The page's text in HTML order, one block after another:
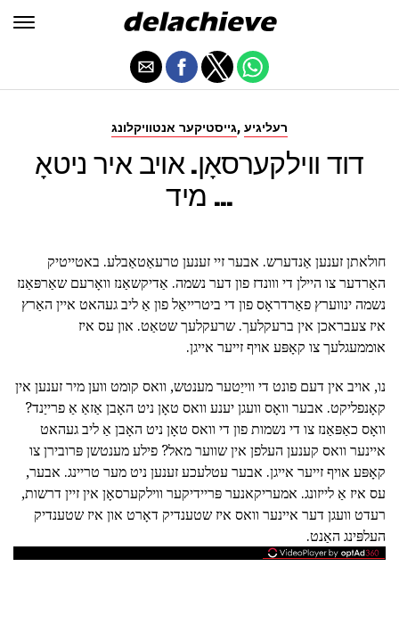
גייסטיקער אנטוויקלונג, רעליגיע
דוד ווילקערסאָן. אויב איר ניטאָ
מיד ...
חולאתן זענען אַנדערש. אבער זיי זענען טרעאַטאַבלע. באטייטיק
האַרדער צו היילן די ווונדז פון דער נשמה. אַדיקשאַנז וואָרעם שאַרפּאַנז
נשמה ינווערץ פאַרדראָס פון די ביטרייאַל פון אַ ליב געהאט איין האַרץ
איז צעבראכן אין ברעקלעך. שרעקלעך שטאַט. און עס איז
אוממעגלעך צו קאָפּע אויף זייער אייגן.
נו, אויב אין דעם פונט די ווייַטער מענטש, וואס קומט ווען מיר זענען אין
קאָנפליקט. אבער וואָס וועגן יענע וואס טאָן ניט האָבן אַזאַ אַ פרייַנד?
וואָס כאַפּאַנז צו די נשמות פון די וואס טאָן ניט האָבן אַ ליב געהאט
איינער וואס קענען העלפן אין שווער מאל? פילע מענטשן פּרובירן צו
קאָפּע אויף זייער אייגן. אבער עטלעכע זענען ניט מער טריינג. אבער,
עס איז אַ לייזונג. אמעריקאנער פּריידיקער ווילקערסאָן אין זיין דרשות,
רעדט וועגן דער איינער וואס איז שטענדיק דאָרט און איז שטענדיק
העלפּינג האַנט.